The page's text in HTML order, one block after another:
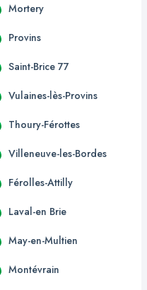
Mortery
Provins
Saint-Brice 77
Vulaines-lès-Provins
Thoury-Férottes
Villeneuve-les-Bordes
Férolles-Attilly
Laval-en Brie
May-en-Multien
Montévrain